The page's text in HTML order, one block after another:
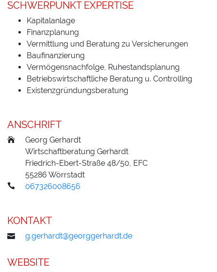
SCHWERPUNKT EXPERTISE
Kapitalanlage
Finanzplanung
Vermittlung und Beratung zu Versicherungen
Baufinanzierung
Vermögensnachfolge, Ruhestandsplanung
Betriebswirtschaftliche Beratung u. Controlling
Existenzgründungsberatung
ANSCHRIFT
Georg Gerhardt
Wirtschaftberatung Gerhardt
Friedrich-Ebert-Straße 48/50, EFC
55286 Wörrstadt
067326008656
KONTAKT
g.gerhardt@georggerhardt.de
WEBSITE